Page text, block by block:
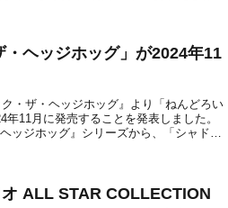
・ヘッジホッグ」が2024年11
・ザ・ヘッジホッグ』より「ねんどろい
11月に発売することを発表しました。
ッジホッグ』シリーズから、「シャド
ALL STAR COLLECTION